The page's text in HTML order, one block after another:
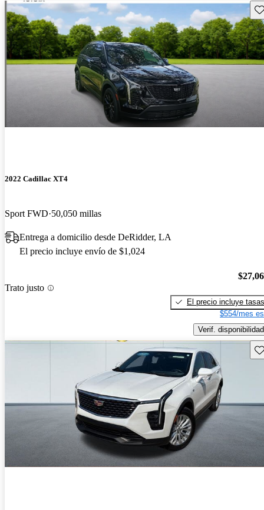
2022 Cadillac XT4
Sport FWD 50,050 millas
Entrega a domicilio desde DeRidder, LA
El precio incluye envío de $1,024
Trato justo
El precio incluye tasas
$554/mes
Verif. disponibilidad